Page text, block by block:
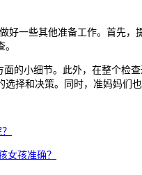
一些其他准备工作。首先，
小细节。此外，在整个检
择和决策。同时，准妈妈们
女孩准确？